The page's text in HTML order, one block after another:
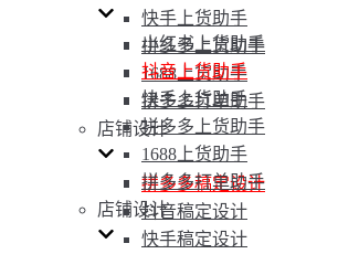
快手上货助手
拼多多上货助手
1688上货助手
拼多多打单助手
店铺设计
拼多多稿定设计
抖音稿定设计
快手稿定设计
小红书上货助手
抖音上货助手
快手上货助手
拼多多上货助手
1688上货助手
拼多多打单助手
店铺设计